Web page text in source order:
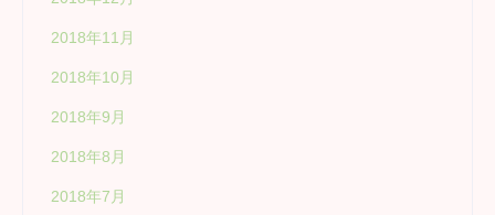
2018年11月
2018年10月
2018年9月
2018年8月
2018年7月